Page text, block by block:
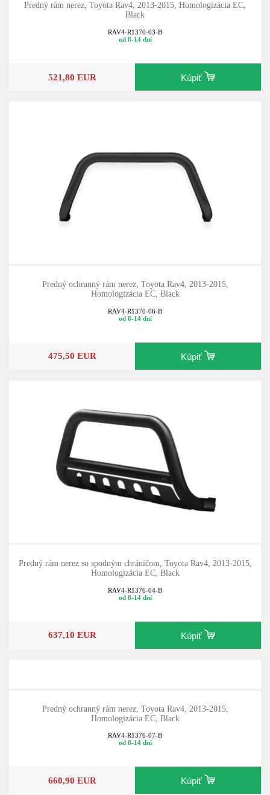
Predný rám nerez, Toyota Rav4, 2013-2015, Homologizácia EC,
Black
RAV4-R1370-03-B
od 8-14 dní
521,80 EUR Kúpiť
Predný ochranný rám nerez, Toyota Rav4, 2013-2015,
Homologizácia EC, Black
RAV4-R1370-06-B
od 8-14 dní
475,50 EUR Kúpiť
Predný rám nerez so spodným chráničom, Toyota Rav4, 2013-2015,
Homologizácia EC, Black
RAV4-R1376-04-B
od 8-14 dní
637,10 EUR Kúpiť
Predný ochranný rám nerez, Toyota Rav4, 2013-2015,
Homologizácia EC, Black
RAV4-R1376-07-B
od 8-14 dní
660,90 EUR Kúpiť